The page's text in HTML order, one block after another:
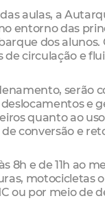
aulas, a
entorno das
dos alunos.
circulação e
serão
e
quanto ao
conversão e
8h e de 11h ao
motocicletas
ou por meio de